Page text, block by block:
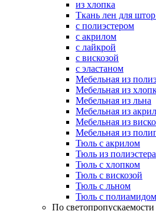
из хлопка
Ткань лен для
с полиэстером
с акрилом
с лайкрой
с вискозой
с эластаном
Мебельная из
Мебельная из
Мебельная из льна
Мебельная из
Мебельная из
Мебельная из
Тюль с акрилом
Тюль из полиэстера
Тюль с хлопком
Тюль с вискозой
Тюль с льном
Тюль с полиамидом
По светопропускаемости